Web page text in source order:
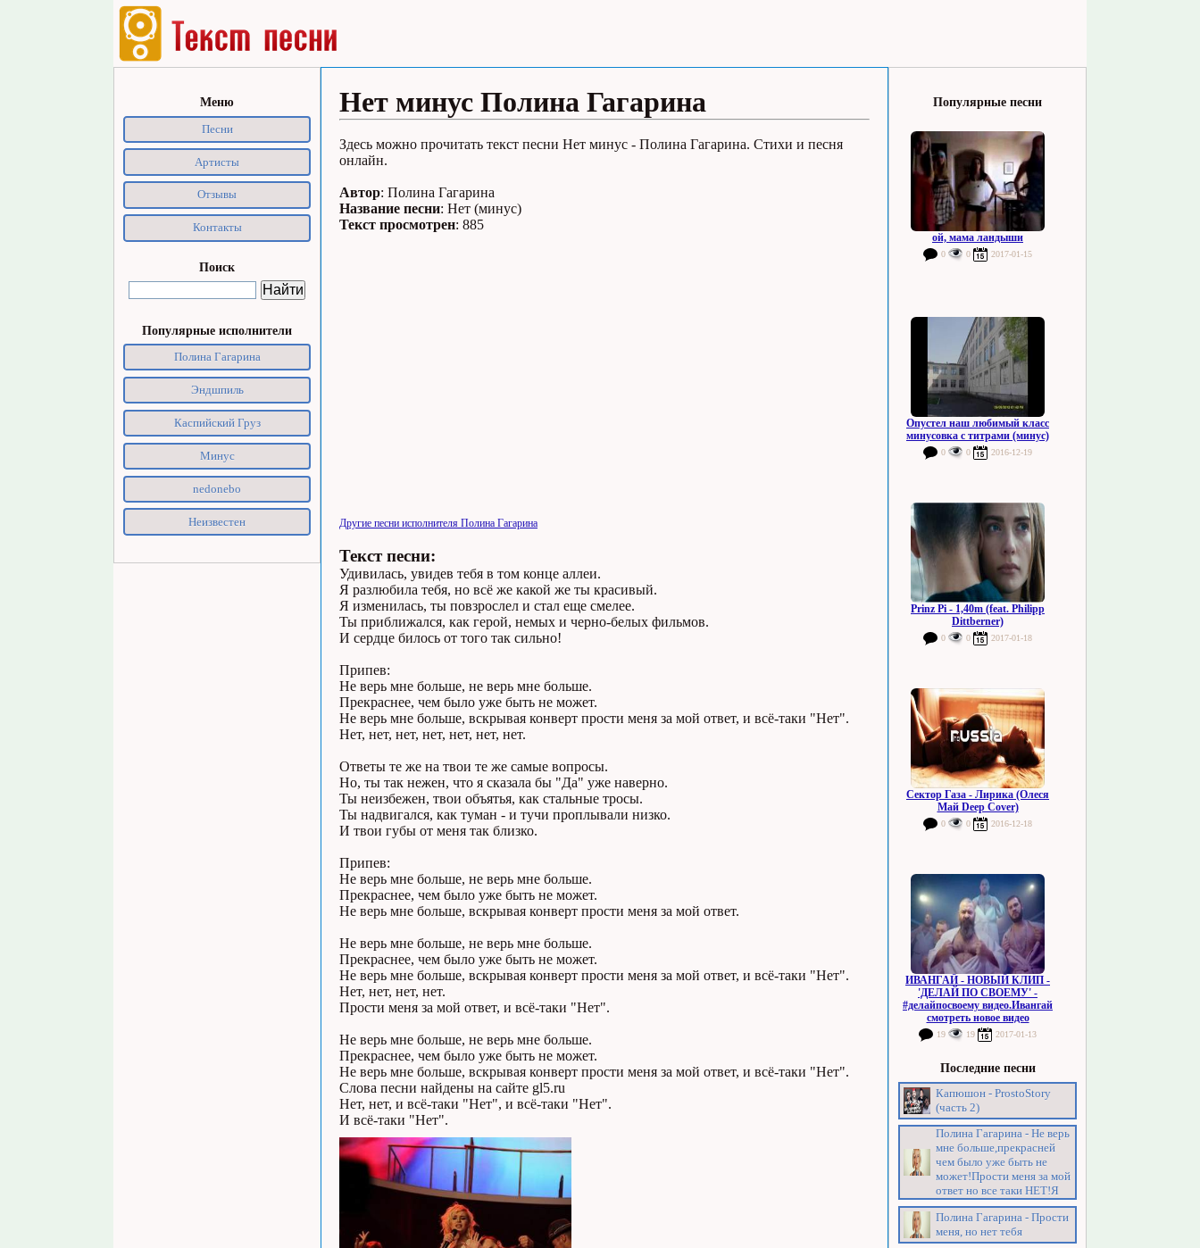
Меню
Песни
Артисты
Отзывы
Контакты
Поиск
Популярные исполнители
Полина Гагарина
Эндшпиль
Каспийский Груз
Минус
nedonebo
Неизвестен
Нет минус Полина Гагарина
Здесь можно прочитать текст песни Нет минус - Полина Гагарина. Стихи и песня
онлайн.
Автор: Полина Гагарина
Название песни: Нет (минус)
Текст просмотрен: 885
Другие песни исполнителя Полина Гагарина
Текст песни:
Удивилась, увидев тебя в том конце аллеи.
Я разлюбила тебя, но всё же какой же ты красивый.
Я изменилась, ты повзрослел и стал еще смелее.
Ты приближался, как герой, немых и черно-белых фильмов.
И сердце билось от того так сильно!
Припев:
Не верь мне больше, не верь мне больше.
Прекраснее, чем было уже быть не может.
Не верь мне больше, вскрывая конверт прости меня за мой ответ, и всё-таки "Нет".
Нет, нет, нет, нет, нет, нет, нет.
Ответы те же на твои те же самые вопросы.
Но, ты так нежен, что я сказала бы "Да" уже наверно.
Ты неизбежен, твои объятья, как стальные тросы.
Ты надвигался, как туман - и тучи проплывали низко.
И твои губы от меня так близко.
Припев:
Не верь мне больше, не верь мне больше.
Прекраснее, чем было уже быть не может.
Не верь мне больше, вскрывая конверт прости меня за мой ответ.
Не верь мне больше, не верь мне больше.
Прекраснее, чем было уже быть не может.
Не верь мне больше, вскрывая конверт прости меня за мой ответ, и всё-таки "Нет".
Нет, нет, нет, нет.
Прости меня за мой ответ, и всё-таки "Нет".
Не верь мне больше, не верь мне больше.
Прекраснее, чем было уже быть не может.
Не верь мне больше, вскрывая конверт прости меня за мой ответ, и всё-таки "Нет".
Слова песни найдены на сайте gl5.ru
Нет, нет, и всё-таки "Нет", и всё-таки "Нет".
И всё-таки "Нет".
Популярные песни
ой, мама ландыши
0 0 2017-01-15
Опустел наш любимый класс
минусовка с титрами (минус)
0 0 2016-12-19
Prinz Pi - 1,40m (feat. Philipp
Dittberner)
0 0 2017-01-18
Сектор Газа - Лирика (Олеся
Май Deep Cover)
0 0 2016-12-18
ИВАНГАЙ - НОВЫЙ КЛИП -
'ДЕЛАЙ ПО СВОЕМУ' -
#делайпосвоему видео.Ивангай
смотреть новое видео
19 19 2017-01-13
Последние песни
Капюшон - ProstoStory
(часть 2)
Полина Гагарина - Не верь
мне больше,прекрасней
чем было уже быть не
может!Прости меня за мой
ответ но все таки НЕТ!Я
Полина Гагарина - Прости
меня, но нет тебя